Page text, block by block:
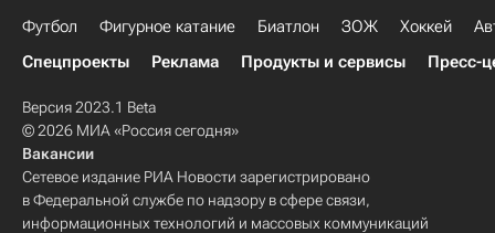
Футбол Фигурное катание Биатлон ЗОЖ Хоккей
Спецпроекты
Реклама Продукты и сервисы Пресс-
Версия 2023.1 Beta
© 2026 МИА «Россия сегодня»
Вакансии
Сетевое издание РИА Новости зарегистрировано
в Федеральной службе по надзору в сфере связи,
информационных технологий и массовых коммуникаций